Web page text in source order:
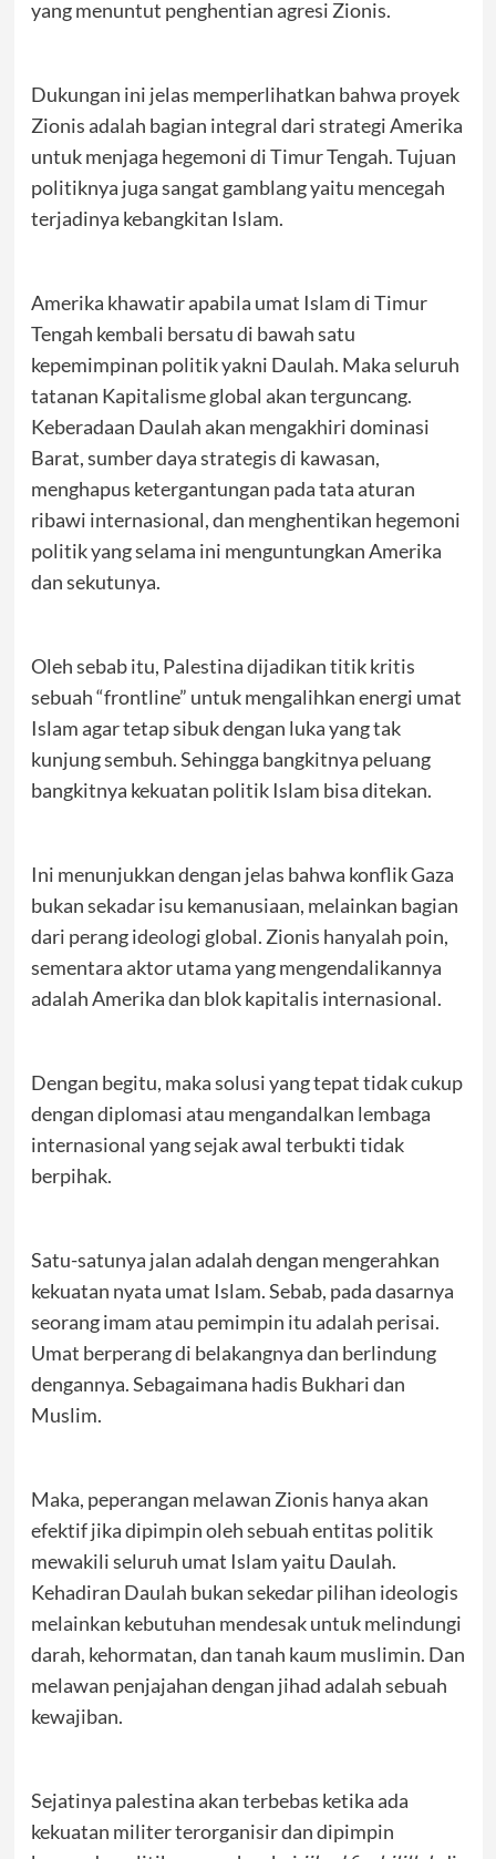
yang menuntut penghentian agresi Zionis.
Dukungan ini jelas memperlihatkan bahwa proyek
Zionis adalah bagian integral dari strategi Amerika
untuk menjaga hegemoni di Timur Tengah. Tujuan
politiknya juga sangat gamblang yaitu mencegah
terjadinya kebangkitan Islam.
Amerika khawatir apabila umat Islam di Timur
Tengah kembali bersatu di bawah satu
kepemimpinan politik yakni Daulah. Maka seluruh
tatanan Kapitalisme global akan terguncang.
Keberadaan Daulah akan mengakhiri dominasi
Barat, sumber daya strategis di kawasan,
menghapus ketergantungan pada tata aturan
ribawi internasional, dan menghentikan hegemoni
politik yang selama ini menguntungkan Amerika
dan sekutunya.
Oleh sebab itu, Palestina dijadikan titik kritis
sebuah “frontline” untuk mengalihkan energi umat
Islam agar tetap sibuk dengan luka yang tak
kunjung sembuh. Sehingga bangkitnya peluang
bangkitnya kekuatan politik Islam bisa ditekan.
Ini menunjukkan dengan jelas bahwa konflik Gaza
bukan sekadar isu kemanusiaan, melainkan bagian
dari perang ideologi global. Zionis hanyalah poin,
sementara aktor utama yang mengendalikannya
adalah Amerika dan blok kapitalis internasional.
Dengan begitu, maka solusi yang tepat tidak cukup
dengan diplomasi atau mengandalkan lembaga
internasional yang sejak awal terbukti tidak
berpihak.
Satu-satunya jalan adalah dengan mengerahkan
kekuatan nyata umat Islam. Sebab, pada dasarnya
seorang imam atau pemimpin itu adalah perisai.
Umat berperang di belakangnya dan berlindung
dengannya. Sebagaimana hadis Bukhari dan
Muslim.
Maka, peperangan melawan Zionis hanya akan
efektif jika dipimpin oleh sebuah entitas politik
mewakili seluruh umat Islam yaitu Daulah.
Kehadiran Daulah bukan sekedar pilihan ideologis
melainkan kebutuhan mendesak untuk melindungi
darah, kehormatan, dan tanah kaum muslimin. Dan
melawan penjajahan dengan jihad adalah sebuah
kewajiban.
Sejatinya palestina akan terbebas ketika ada
kekuatan militer terorganisir dan dipimpin